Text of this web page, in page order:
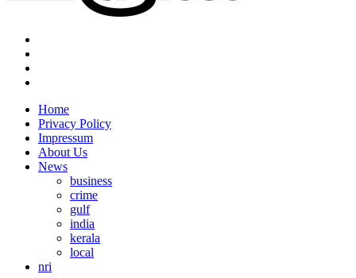
Home
Privacy Policy
Impressum
About Us
News
business
crime
gulf
india
kerala
local
nri